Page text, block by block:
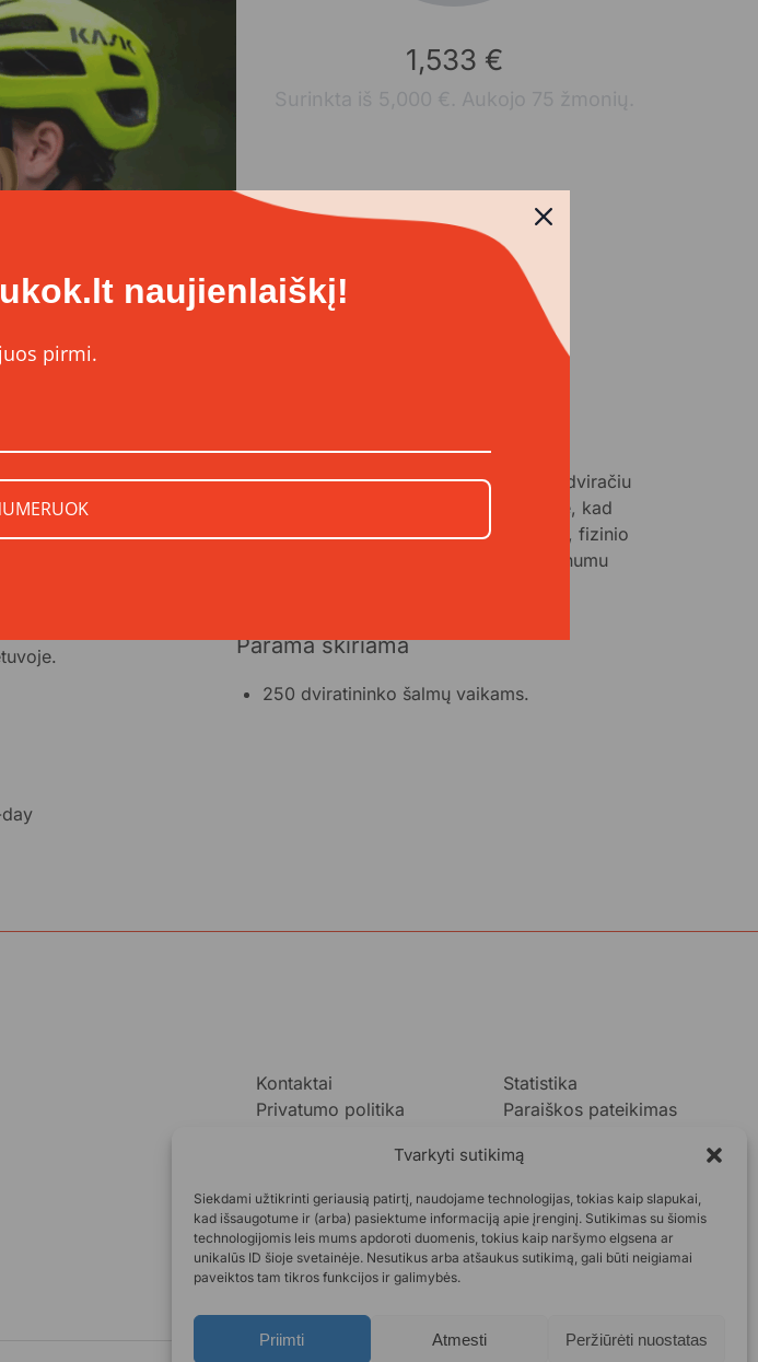
Tvarkyti sutikimą
Siekdami užtikrinti geriausią patirtį, naudojame technologijas, tokias kaip slapukai,
kad išsaugotume ir (arba) pasiektume informaciją apie įrenginį. Sutikimas su šiomis
technologijomis leis mums apdoroti duomenis, tokius kaip naršymo elgsena ar
unikalūs ID šioje svetainėje. Nesutikus arba atšaukus sutikimą, gali būti neigiamai
paveiktos tam tikros funkcijos ir galimybės.
Priimti Atmesti Peržiūrėti nuostatas
1,533 €
nė nežino, kad jį dėvėti
Jos metu per šalies
atkreiptume vaikų ir tėvų
chartijos veikloje.
šalyje penkis
Organizatoriai
Įsivaizduojame Lietuvą, kurioje važiuoti dviračiu
yra saugu, patogu ir populiaru. Siekiame, kad
kiekvienas, nepriklausomai nuo amžiaus, fizinio
pajėgumo ar socialinio statuso, su malonumu
Parama skiriama
250 dviratininko šalmų vaikams.
Kontaktai
Privatumo politika
DUK
Statistika
Paraiškos pateikimas
naujienlaiškį!
pirmi.